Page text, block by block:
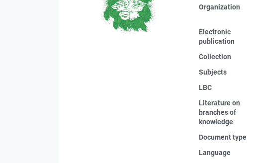
Organization
Electronic
publication
Collection
Subjects
LBC
Literature on
branches of
knowledge
Document type
Language